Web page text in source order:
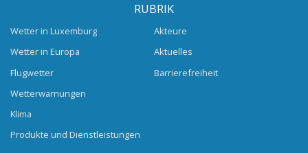
RUBRIK
Wetter in Luxemburg
Wetter in Europa
Flugwetter
Wetterwarnungen
Klima
Produkte und Dienstleistungen
Akteure
Aktuelles
Barrierefreiheit